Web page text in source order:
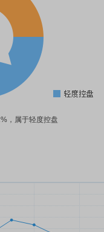
，属于轻度控盘